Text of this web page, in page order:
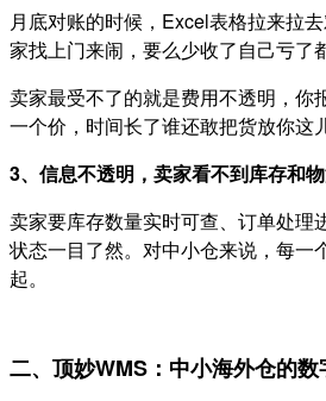
月底对账的时候，Excel表格拉来拉
家找上门来闹，要么少收了自己亏了
卖家最受不了的就是费用不透明，你
一个价，时间长了谁还敢把货放你这
3、信息不透明，卖家看不到库存和
卖家要库存数量实时可查、订单处理
状态一目了然。 对中小仓来说，每一
起。
二、顶妙WMS：中小海外仓的数